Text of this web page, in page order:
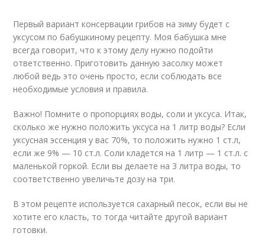
Первый вариант консервации грибов на зиму будет с
уксусом по бабушкиному рецепту. Моя бабушка мне
всегда говорит, что к этому делу нужно подойти
ответственно. Приготовить данную засолку может
любой ведь это очень просто, если соблюдать все
необходимые условия и правила.
Важно! Помните о пропорциях воды, соли и уксуса. Итак,
сколько же нужно положить уксуса на 1 литр воды? Если
уксусная эссенция у вас 70%, то положить нужно 1 ст.л,
если же 9% — 10 ст.л. Соли кладется на 1 литр — 1 ст.л. с
маленькой горкой. Если вы делаете на 3 литра воды, то
соответственно увеличьте дозу на три.
В этом рецепте используется сахарный песок, если вы не
хотите его класть, то тогда читайте другой вариант
готовки.